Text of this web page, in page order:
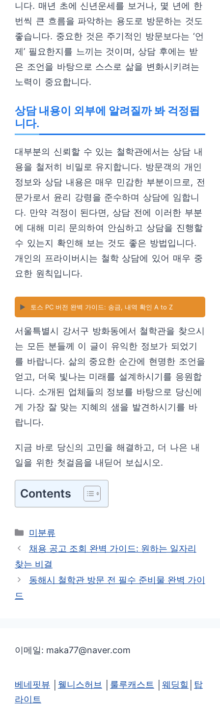
니다. 매년 초에 신년운세를 보거나, 몇 년에 한
번씩 큰 흐름을 파악하는 용도로 방문하는 것도
좋습니다. 중요한 것은 주기적인 방문보다는 ‘언
제’ 필요한지를 느끼는 것이며, 상담 후에는 받
은 조언을 바탕으로 스스로 삶을 변화시키려는
노력이 중요합니다.
상담 내용이 외부에 알려질까 봐 걱정됩
니다.
대부분의 신뢰할 수 있는 철학관에서는 상담 내
용을 철저히 비밀로 유지합니다. 방문객의 개인
정보와 상담 내용은 매우 민감한 부분이므로, 전
문가로서 윤리 강령을 준수하며 상담에 임합니
다. 만약 걱정이 된다면, 상담 전에 이러한 부분
에 대해 미리 문의하여 안심하고 상담을 진행할
수 있는지 확인해 보는 것도 좋은 방법입니다.
개인의 프라이버시는 철학 상담에 있어 매우 중
요한 원칙입니다.
▶️ 토스 PC 버전 완벽 가이드: 송금, 내역 확인 A to Z
서울특별시 강서구 방화동에서 철학관을 찾으시
는 모든 분들께 이 글이 유익한 정보가 되었기
를 바랍니다. 삶의 중요한 순간에 현명한 조언을
얻고, 더욱 빛나는 미래를 설계하시기를 응원합
니다. 소개된 업체들의 정보를 바탕으로 당신에
게 가장 잘 맞는 지혜의 샘을 발견하시기를 바
랍니다.
지금 바로 당신의 고민을 해결하고, 더 나은 내
일을 위한 첫걸음을 내딛어 보십시오.
Contents
카
테
리
미분류
채용 공고 조회 완벽 가이드: 원하는 일자리
찾는 비결
동해시 철학관 방문 전 필수 준비물 완벽 가이
드
이메일: maka77@naver.com
베네핏뷰 웰니스허브 룰루캐스트 웨딩힐
탑
라이트